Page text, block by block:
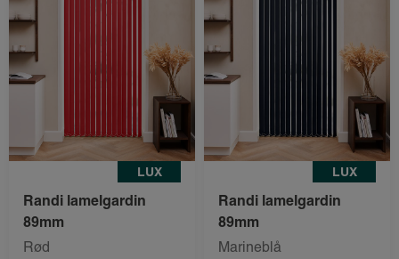
LUX
Randi lamelgardin
89mm
Rød
LUX
Randi lamelgardin
89mm
Marineblå